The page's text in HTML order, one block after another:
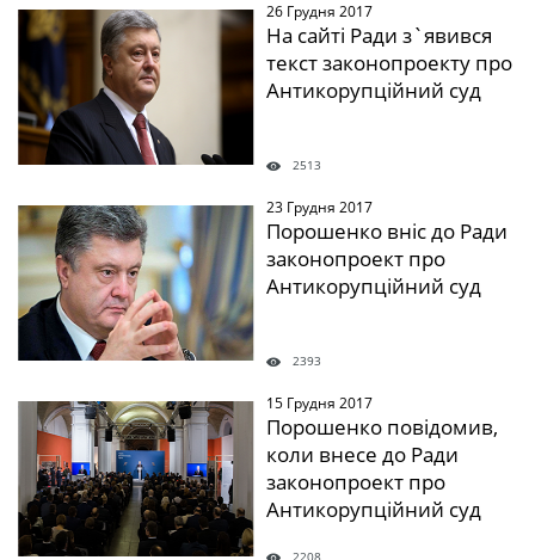
26 Грудня 2017
На сайті Ради з`явився
текст законопроекту про
Антикорупційний суд
2513
" /> 23 Грудня 2017
Порошенко вніс до Ради
законопроект про
Антикорупційний суд
2393
" /> 15 Грудня 2017
Порошенко повідомив,
коли внесе до Ради
законопроект про
Антикорупційний суд
2208